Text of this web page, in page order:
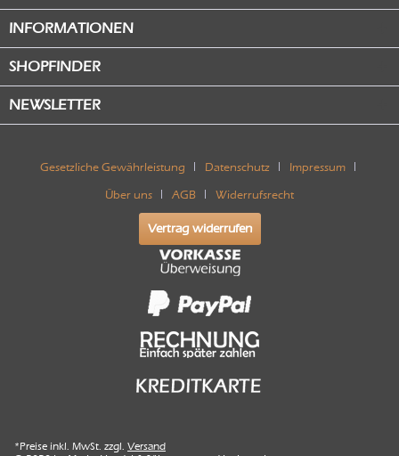
INFORMATIONEN
SHOPFINDER
NEWSLETTER
Gesetzliche Gewährleistung Datenschutz Impressum
Über uns AGB Widerrufsrecht
Vertrag widerrufen
*Preise inkl. MwSt. zzgl. Versand